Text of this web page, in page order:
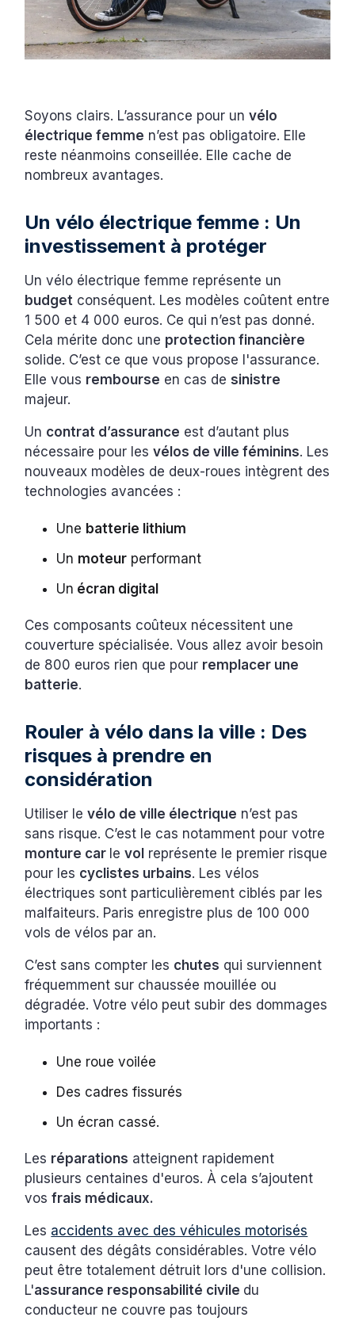
Soyons clairs. L’assurance pour unvélo
électrique femme n’est pas obligatoire. Elle
reste néanmoins conseillée. Elle cache de
nombreux avantages.
Un vélo électrique femme : Un
investissement à protéger
Un vélo électrique femme représente un
budget conséquent. Les modèles coûtent entre
1 500 et 4 000 euros. Ce qui n’est pas donné.
Cela mérite donc une protection financière
solide. C’est ce que vous propose l'assurance.
Elle vous rembourse en cas desinistre
majeur.
Un contrat d’assurance est d’autant plus
nécessaire pour lesvélos de ville féminins. Les
nouveaux modèles de deux-roues intègrent des
technologies avancées :
Une batterie lithium
Un moteur performant
Un écran digital
Ces composants coûteux nécessitent une
couverture spécialisée. Vous allez avoir besoin
de 800 euros rien que pour remplacer une
batterie.
Rouler à vélo dans la ville : Des
risques à prendre en
considération
Utiliser levélo de ville électrique n’est pas
sans risque. C’est le cas notamment pour votre
monture car levol représente le premier risque
pour les cyclistes urbains. Les vélos
électriques sont particulièrement ciblés par les
malfaiteurs. Paris enregistre plus de 100 000
vols de vélos par an.
C’est sans compter les chutes qui surviennent
fréquemment sur chaussée mouillée ou
dégradée. Votre vélo peut subir des dommages
importants :
Une roue voilée
Des cadres fissurés
Un écran cassé.
Les réparations atteignent rapidement
plusieurs centaines d'euros. À cela s’ajoutent
vosfrais médicaux.
Les accidents avec des véhicules motorisés
causent des dégâts considérables. Votre vélo
peut être totalement détruit lors d'une collision.
L'assurance responsabilité civile du
conducteur ne couvre pas toujours